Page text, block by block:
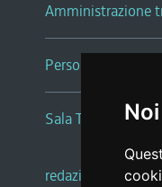
Amministrazione
Persone e Uffici
Sala Tiziano
redazione web |